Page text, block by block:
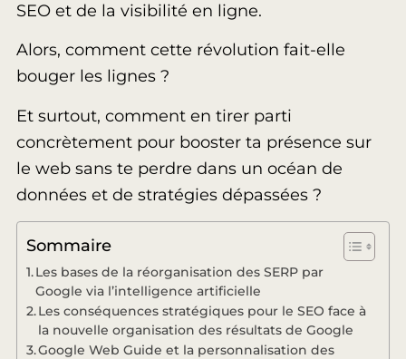
SEO et de la visibilité en ligne.
Alors, comment cette révolution fait-elle
bouger les lignes ?
Et surtout, comment en tirer parti
concrètement pour booster ta présence sur
le web sans te perdre dans un océan de
données et de stratégies dépassées ?
Sommaire
Les bases de la réorganisation des SERP par
Google via l’intelligence artificielle
Les conséquences stratégiques pour le SEO face à
la nouvelle organisation des résultats de Google
Google Web Guide et la personnalisation des